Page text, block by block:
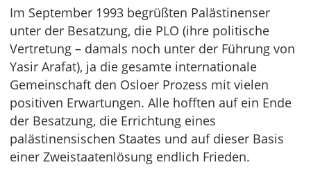
Im September 1993 begrüßten Palästinenser
unter der Besatzung, die PLO (ihre politische
Vertretung – damals noch unter der Führung von
Yasir Arafat), ja die gesamte internationale
Gemeinschaft den Osloer Prozess mit vielen
positiven Erwartungen. Alle hofften auf ein Ende
der Besatzung, die Errichtung eines
palästinensischen Staates und auf dieser Basis
einer Zweistaatenlösung endlich Frieden.